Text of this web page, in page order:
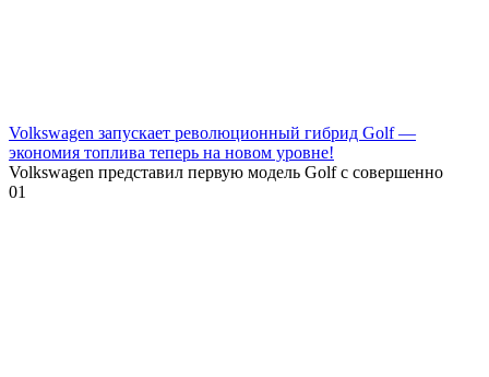
Volkswagen запускает революционный гибрид Golf —
экономия топлива теперь на новом уровне!
Volkswagen представил первую модель Golf с совершенно
01